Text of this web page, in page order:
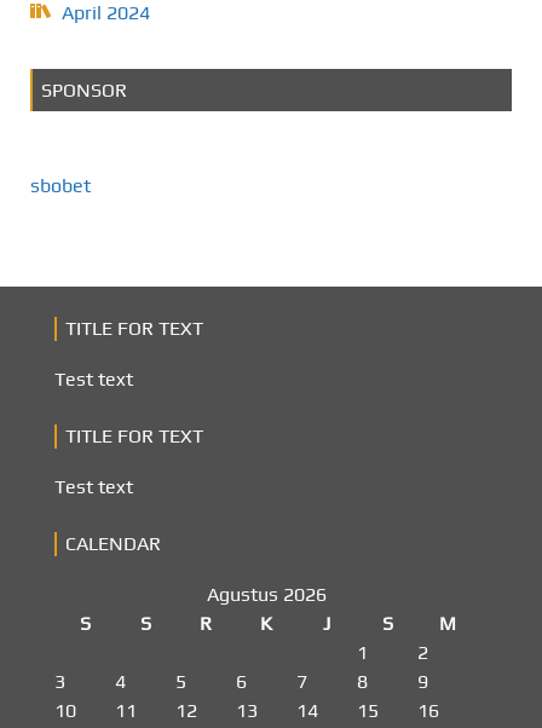
April 2024
SPONSOR
sbobet
TITLE FOR TEXT
Test text
TITLE FOR TEXT
Test text
CALENDAR
Agustus 2026
S
S R K J S
M
1
2
3
4 5 6 7 8
9
10
11 12 13 14 15 16